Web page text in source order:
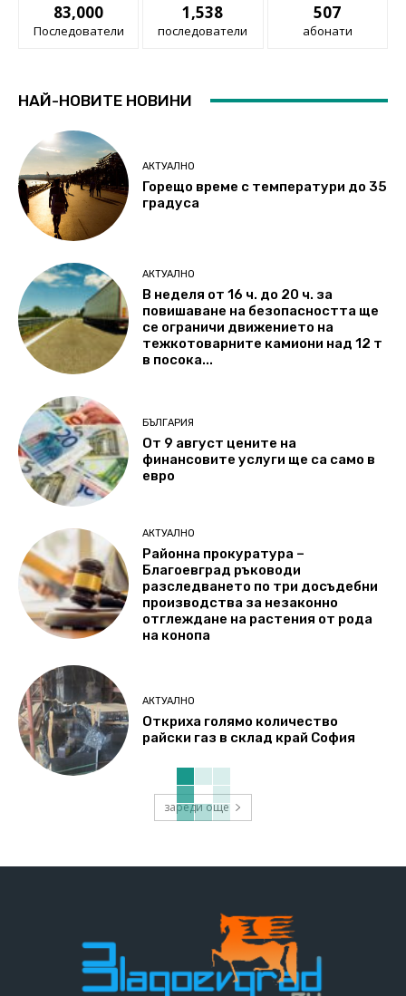
83,000
Последователи
1,538
последователи
507
абонати
НАЙ-НОВИТЕ НОВИНИ
АКТУАЛНО
Горещо време с температури до 35
градуса
АКТУАЛНО
В неделя от 16 ч. до 20 ч. за
повишаване на безопасността ще
се ограничи движението на
тежкотоварните камиони над 12 т
в посока...
БЪЛГАРИЯ
От 9 август цените на
финансовите услуги ще са само в
евро
АКТУАЛНО
Районна прокуратура –
Благоевград ръководи
разследването по три досъдебни
производства за незаконно
отглеждане на растения от рода
на конопа
АКТУАЛНО
Откриха голямо количество
райски газ в склад край София
зареди още